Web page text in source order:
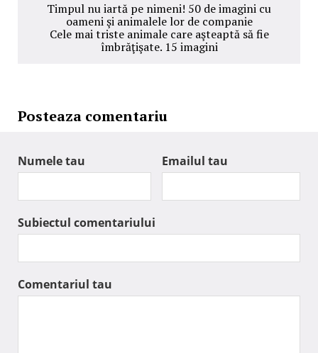
Timpul nu iartă pe nimeni! 50 de imagini cu
oameni şi animalele lor de companie
Cele mai triste animale care aşteaptă să fie
îmbrăţişate. 15 imagini
Posteaza comentariu
Numele tau Emailul tau
Subiectul comentariului
Comentariul tau